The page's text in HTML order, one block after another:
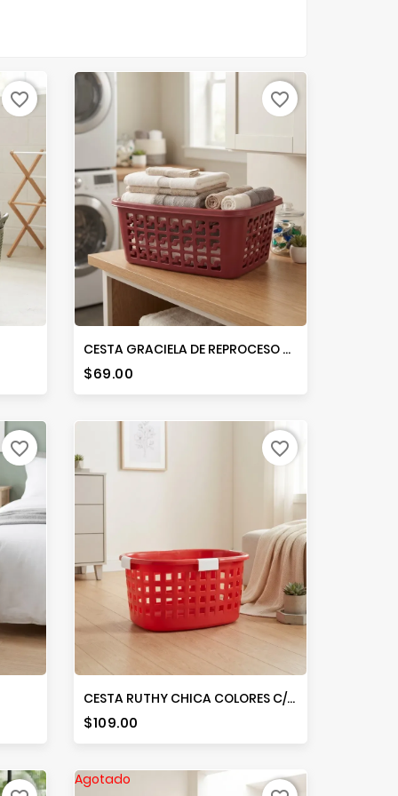
favorite_border
CESTA GRACIELA DE REPROCESO MULTICOLOR
Precio
$69.00
favorite_border
favorite_border
CESTA RUTHY CHICA COLORES C/ASAS
Precio
$109.00
favorite_border
Agotado